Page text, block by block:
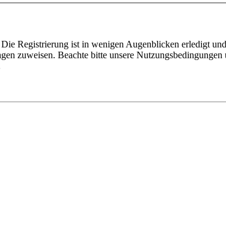
Registrierung ist in wenigen Augenblicken erledigt
zuweisen. Beachte bitte unsere